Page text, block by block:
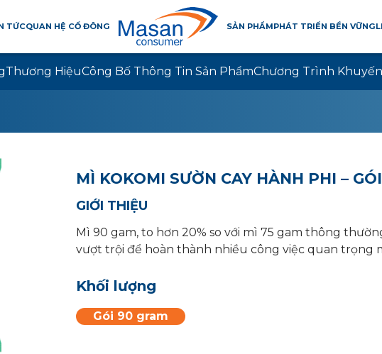
TỨCQUAN HỆ CỔ ĐÔNG SẢN PHẨMPHÁT TRIỂN BỀN VỮNG
Thương HiệuCông Bố Thông Tin Sản PhẩmChương Trình
MÌ KOKOMI SƯỜN CAY HÀNH PHI –
GIỚI THIỆU
Mì 90 gam, to hơn 20% so với mì 75 gam thông
vượt trội để hoàn thành nhiều công việc quan trọng
Khối lượng
Gói 90 gram